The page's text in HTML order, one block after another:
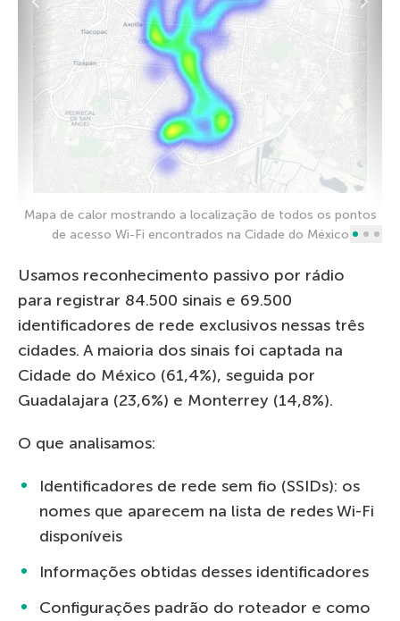
Mapa de calor mostrando a localização de todos os pontos
de acesso Wi-Fi encontrados na Cidade do México
Usamos reconhecimento passivo por rádio
para registrar 84.500 sinais e 69.500
identificadores de rede exclusivos nessas três
cidades. A maioria dos sinais foi captada na
Cidade do México (61,4%), seguida por
Guadalajara (23,6%) e Monterrey (14,8%).
O que analisamos:
Identificadores de rede sem fio (SSIDs): os
nomes que aparecem na lista de redes Wi-Fi
disponíveis
Informações obtidas desses identificadores
Configurações padrão do roteador e como